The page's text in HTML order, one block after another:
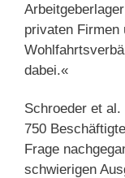
privaten Firmen
dabei.«
Schroeder et
750
Frage
schwierigen